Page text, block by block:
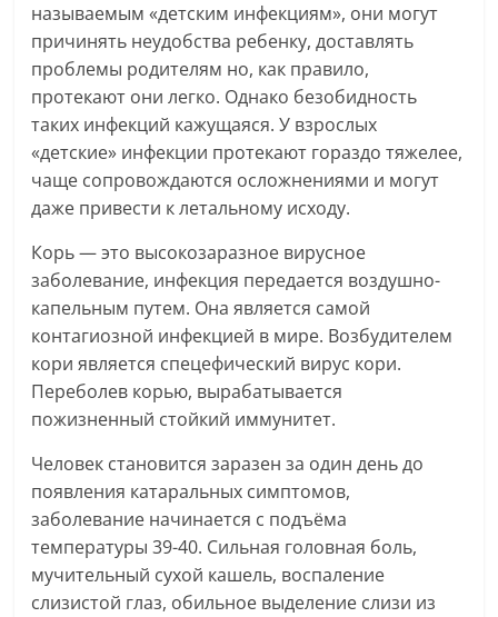
называемым «детским инфекциям», они могут
причинять неудобства ребенку, доставлять
проблемы родителям но, как правило,
протекают они легко. Однако безобидность
таких инфекций кажущаяся. У взрослых
«детские» инфекции протекают гораздо тяжелее,
чаще сопровождаются осложнениями и могут
даже привести к летальному исходу.
Корь — это высокозаразное вирусное
заболевание, инфекция передается воздушно-
капельным путем. Она является самой
контагиозной инфекцией в мире. Возбудителем
кори является спецефический вирус кори.
Переболев корью, вырабатывается
пожизненный стойкий иммунитет.
Человек становится заразен за один день до
появления катаральных симптомов,
заболевание начинается с подъёма
температуры 39-40. Сильная головная боль,
мучительный сухой кашель, воспаление
слизистой глаз, обильное выделение слизи из